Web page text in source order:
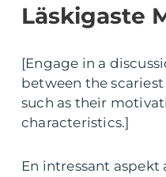
Läskigaste
[Engage in a
between the
such as their
characteristics.]
En intressant aspekt